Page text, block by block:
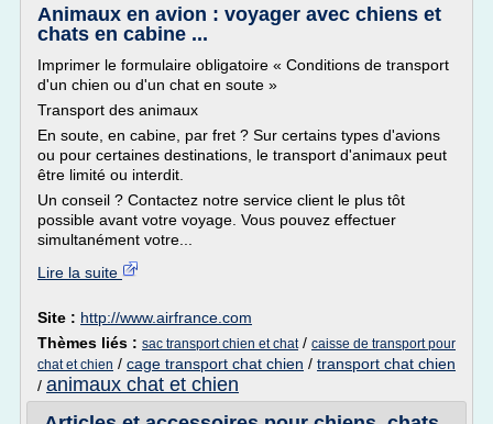
Animaux en avion : voyager avec chiens et
chats en cabine ...
Imprimer le formulaire obligatoire « Conditions de transport
d'un chien ou d'un chat en soute »
Transport des animaux
En soute, en cabine, par fret ? Sur certains types d'avions
ou pour certaines destinations, le transport d'animaux peut
être limité ou interdit.
Un conseil ? Contactez notre service client le plus tôt
possible avant votre voyage. Vous pouvez effectuer
simultanément votre...
Lire la suite
Site : http://www.airfrance.com
Thèmes liés : sac transport chien et chat/ caisse de transport pour
chat et chien / cage transport chat chien / transport chat chien
/ animaux chat et chien